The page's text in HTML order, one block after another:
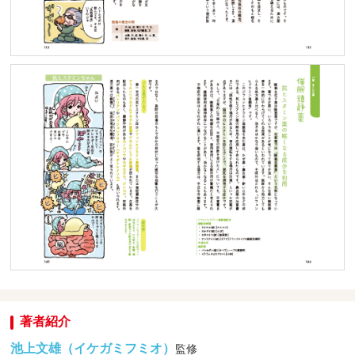
著者紹介
池上文雄（イケガミフミオ） 監修